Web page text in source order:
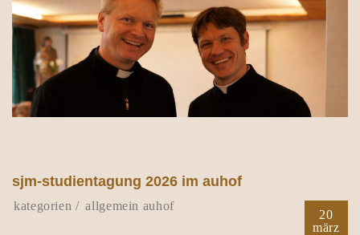
sjm-studientagung 2026 im auhof
allgemein auhof
20
märz